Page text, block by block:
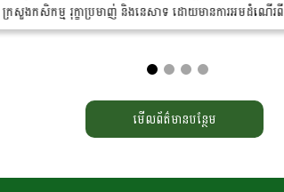
ក្រសួងកសិកម្ម រុក្ខាប្រមាញ់ និងនេសាទ ដោយ​មាន​ការអមដំណើរ
វិសាល ព្រមទាំងថ្នាក់ដឹកនាំ...
មើលព័ត៌មានបន្ថែម